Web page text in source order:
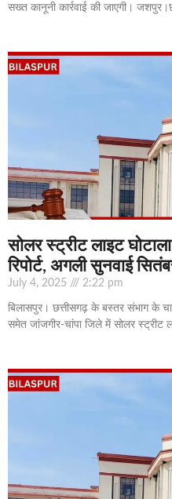
सख्त कानूनी कार्रवाई की जाएगी।
सोलर स्ट्रीट लाइट
रिपोर्ट, अगली सुनवाई
July 4, 2025 2:22 pm
बिलासपुर। छत्तीसगढ़ के बस्तर संभाग के
समेत जांजगीर-चांपा जिले में सोलर स्ट्रीट